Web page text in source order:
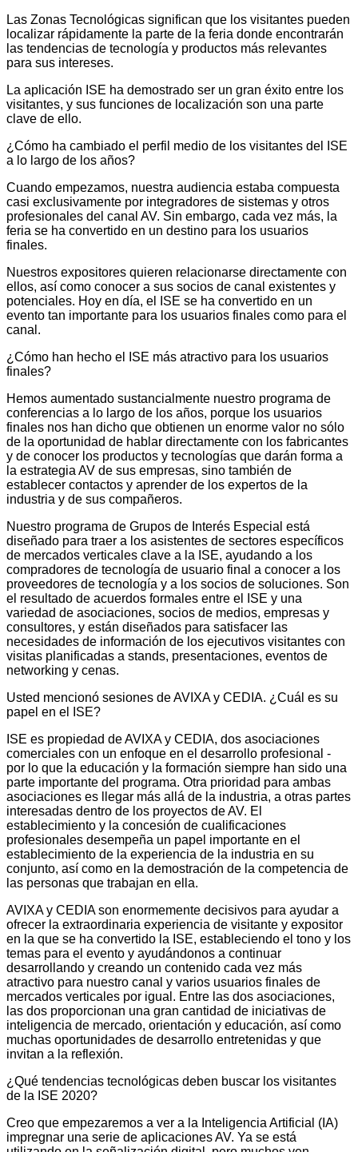
Las Zonas Tecnológicas significan que los visitantes pueden
localizar rápidamente la parte de la feria donde encontrarán
las tendencias de tecnología y productos más relevantes
para sus intereses.
La aplicación ISE ha demostrado ser un gran éxito entre los
visitantes, y sus funciones de localización son una parte
clave de ello.
¿Cómo ha cambiado el perfil medio de los visitantes del ISE
a lo largo de los años?
Cuando empezamos, nuestra audiencia estaba compuesta
casi exclusivamente por integradores de sistemas y otros
profesionales del canal AV. Sin embargo, cada vez más, la
feria se ha convertido en un destino para los usuarios
finales.
Nuestros expositores quieren relacionarse directamente con
ellos, así como conocer a sus socios de canal existentes y
potenciales. Hoy en día, el ISE se ha convertido en un
evento tan importante para los usuarios finales como para el
canal.
¿Cómo han hecho el ISE más atractivo para los usuarios
finales?
Hemos aumentado sustancialmente nuestro programa de
conferencias a lo largo de los años, porque los usuarios
finales nos han dicho que obtienen un enorme valor no sólo
de la oportunidad de hablar directamente con los fabricantes
y de conocer los productos y tecnologías que darán forma a
la estrategia AV de sus empresas, sino también de
establecer contactos y aprender de los expertos de la
industria y de sus compañeros.
Nuestro programa de Grupos de Interés Especial está
diseñado para traer a los asistentes de sectores específicos
de mercados verticales clave a la ISE, ayudando a los
compradores de tecnología de usuario final a conocer a los
proveedores de tecnología y a los socios de soluciones. Son
el resultado de acuerdos formales entre el ISE y una
variedad de asociaciones, socios de medios, empresas y
consultores, y están diseñados para satisfacer las
necesidades de información de los ejecutivos visitantes con
visitas planificadas a stands, presentaciones, eventos de
networking y cenas.
Usted mencionó sesiones de AVIXA y CEDIA. ¿Cuál es su
papel en el ISE?
ISE es propiedad de AVIXA y CEDIA, dos asociaciones
comerciales con un enfoque en el desarrollo profesional -
por lo que la educación y la formación siempre han sido una
parte importante del programa. Otra prioridad para ambas
asociaciones es llegar más allá de la industria, a otras partes
interesadas dentro de los proyectos de AV. El
establecimiento y la concesión de cualificaciones
profesionales desempeña un papel importante en el
establecimiento de la experiencia de la industria en su
conjunto, así como en la demostración de la competencia de
las personas que trabajan en ella.
AVIXA y CEDIA son enormemente decisivos para ayudar a
ofrecer la extraordinaria experiencia de visitante y expositor
en la que se ha convertido la ISE, estableciendo el tono y los
temas para el evento y ayudándonos a continuar
desarrollando y creando un contenido cada vez más
atractivo para nuestro canal y varios usuarios finales de
mercados verticales por igual. Entre las dos asociaciones,
las dos proporcionan una gran cantidad de iniciativas de
inteligencia de mercado, orientación y educación, así como
muchas oportunidades de desarrollo entretenidas y que
invitan a la reflexión.
¿Qué tendencias tecnológicas deben buscar los visitantes
de la ISE 2020?
Creo que empezaremos a ver a la Inteligencia Artificial (IA)
impregnar una serie de aplicaciones AV. Ya se está